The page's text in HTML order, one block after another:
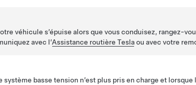
véhicule s’épuise alors que vous conduisez, rangez-
avec l’Assistance routière Teslaou avec votre
système basse tension n’est plus pris en charge et lorsque